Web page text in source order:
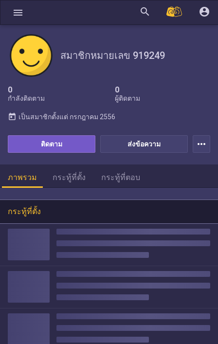
menu search account_circle
สมาชิกหมายเลข 919249
0
กำลังติดตาม
0
ผู้ติดตาม
ส่งข้อความ
ติดตาม
today เป็นสมาชิกตั้งแต่ กรกฎาคม 2556
more_horiz
ภาพรวม กระทู้ที่ตั้ง กระทู้ที่ตอบ
กระทู้ที่ตั้ง